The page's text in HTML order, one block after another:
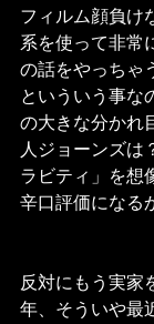
フィルム顔負け
系を使って非常
の話をやっちゃ
といういう事な
の大きな分かれ
人ジョーンズは
ラビティ」を想
辛口評価になる
反対にもう実家
年、そういや最